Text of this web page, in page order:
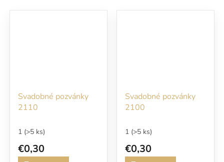
Svadobné pozvánky
2110
1 (>5 ks)
€0,30
Svadobné pozvánky
2100
1 (>5 ks)
€0,30